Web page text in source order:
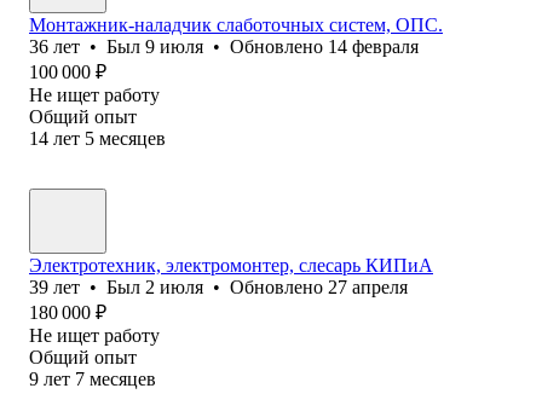
Монтажник-наладчик слаботочных систем, ОПС.
36 лет • Был 9 июля • Обновлено 14 февраля
100 000 ₽
Не ищет работу
Общий опыт
14 лет 5 месяцев
Электротехник, электромонтер, слесарь КИПиА
39 лет • Был 2 июля • Обновлено 27 апреля
180 000 ₽
Не ищет работу
Общий опыт
9 лет 7 месяцев